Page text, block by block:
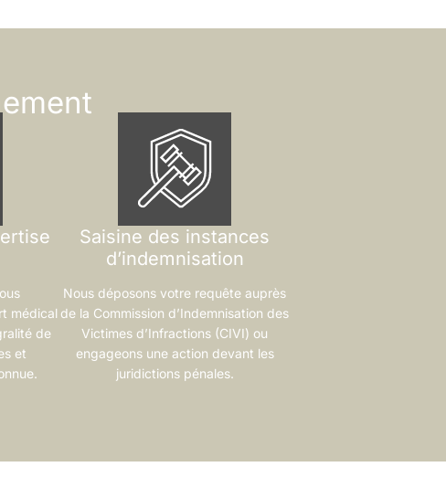
médical
de
et
Saisine des instances
d’indemnisation
Nous déposons votre requête auprès
de la Commission d’Indemnisation des
Victimes d’Infractions (CIVI) ou
engageons une action devant les
juridictions pénales.